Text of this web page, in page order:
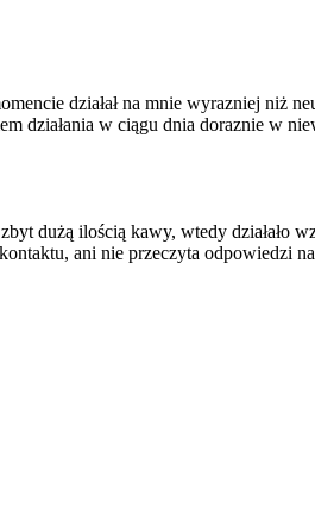
działał na mnie wyrazniej niż
działania w ciągu dnia doraznie w
dużą ilością kawy, wtedy działało
ani nie przeczyta odpowiedzi